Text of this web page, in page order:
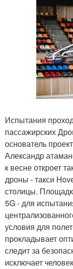
Испытания
пассажирских
основатель
Александр
к весне откроет
дроны - такси
столицы.
5G - для
условия для
прокладывает
следит за
исключает